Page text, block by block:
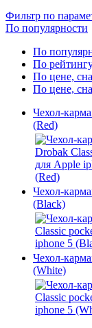
Фильтр по
По популярности
По
По
По цене,
По цене,
Чехол-
(Red)
Чехол-
(Black)
Чехол-
(White)